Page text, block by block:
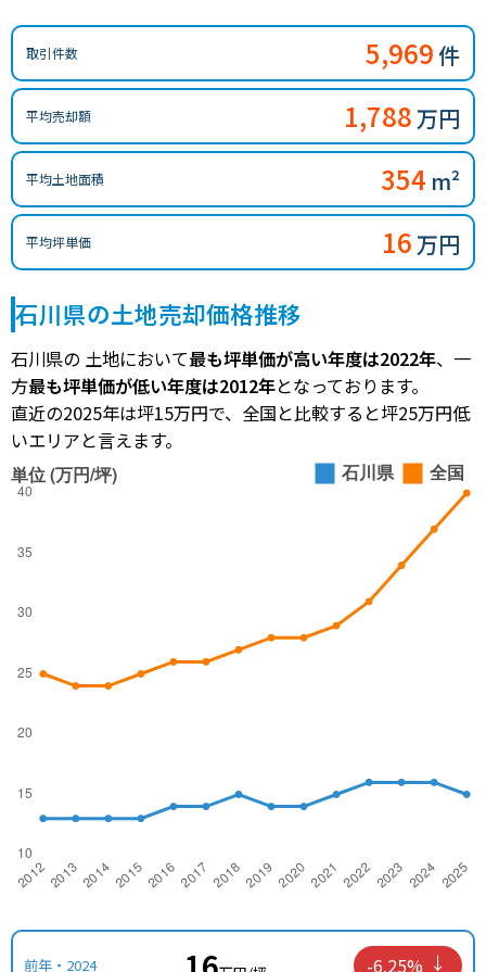
取引件数 5,969件
平均売却額 1,788 万円
平均土地面積 354 m²
平均坪単価 16 万円
石川県の土地売却価格推移
石川県の 土地において最も坪単価が高い年度は2022年、一
方最も坪単価が低い年度は2012年となっております。
直近の2025年は坪15万円で、全国と比較すると坪25万円低
いエリアと言えます。
前年・2024 -6.25%